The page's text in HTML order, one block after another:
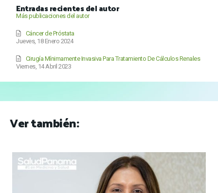
Entradas recientes del autor
Más publicaciones del autor
Jueves, 18 Enero 2024
Cáncer de Próstata
Viernes, 14 Abril 2023
Cirugía Mínimamente Invasiva Para Tratamiento De Cálculos Renales
Ver también: